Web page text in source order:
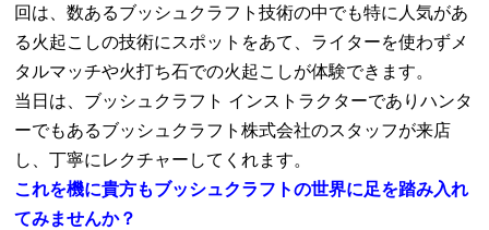
回は、数あるブッシュクラフト技術の中でも特に人気があ
る火起こしの技術にスポットをあて、ライターを使わずメ
タルマッチや火打ち石での火起こしが体験できます。
当日は、ブッシュクラフト インストラクターでありハンタ
ーでもあるブッシュクラフト株式会社のスタッフが来店
し、丁寧にレクチャーしてくれます。
これを機に貴方もブッシュクラフトの世界に足を踏み入れ
てみませんか？